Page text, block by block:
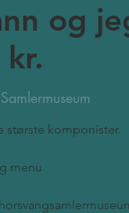
og
største komponister.
menu